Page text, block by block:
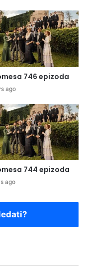
746 epizoda
ago
744 epizoda
ago